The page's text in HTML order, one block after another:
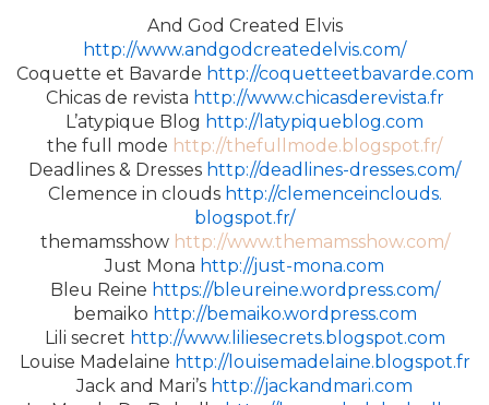
And God Created Elvis
http://www.andgodcreatedelvis.com/
Coquette et Bavarde http://coquetteetbavarde.com
Chicas de revista http://www.chicasderevista.fr
L’atypique Blog http://latypiqueblog.com
the full mode http://thefullmode.blogspot.fr/
Deadlines & Dresses http://deadlines-dresses.com/
Clemence in clouds http://clemenceinclouds.
blogspot.fr/
themamsshow http://www.themamsshow.com/
Just Mona http://just-mona.com
Bleu Reine https://bleureine.wordpress.com/
bemaiko http://bemaiko.wordpress.com
Lili secret http://www.liliesecrets.blogspot.com
Louise Madelaine http://louisemadelaine.blogspot.fr
Jack and Mari’s http://jackandmari.com